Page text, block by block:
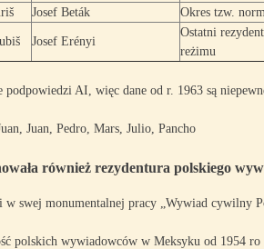
Josef Beták Okres tzw.
Josef Erényi
Ostatni
reżimu
AI, więc dane od r. 1963 są
Juan, Pedro, Mars, Julio, Pancho
również rezydentura polskiego
w swej monumentalnej pracy „Wywiad cywilny
polskich wywiadowców w Meksyku od 1954 ro